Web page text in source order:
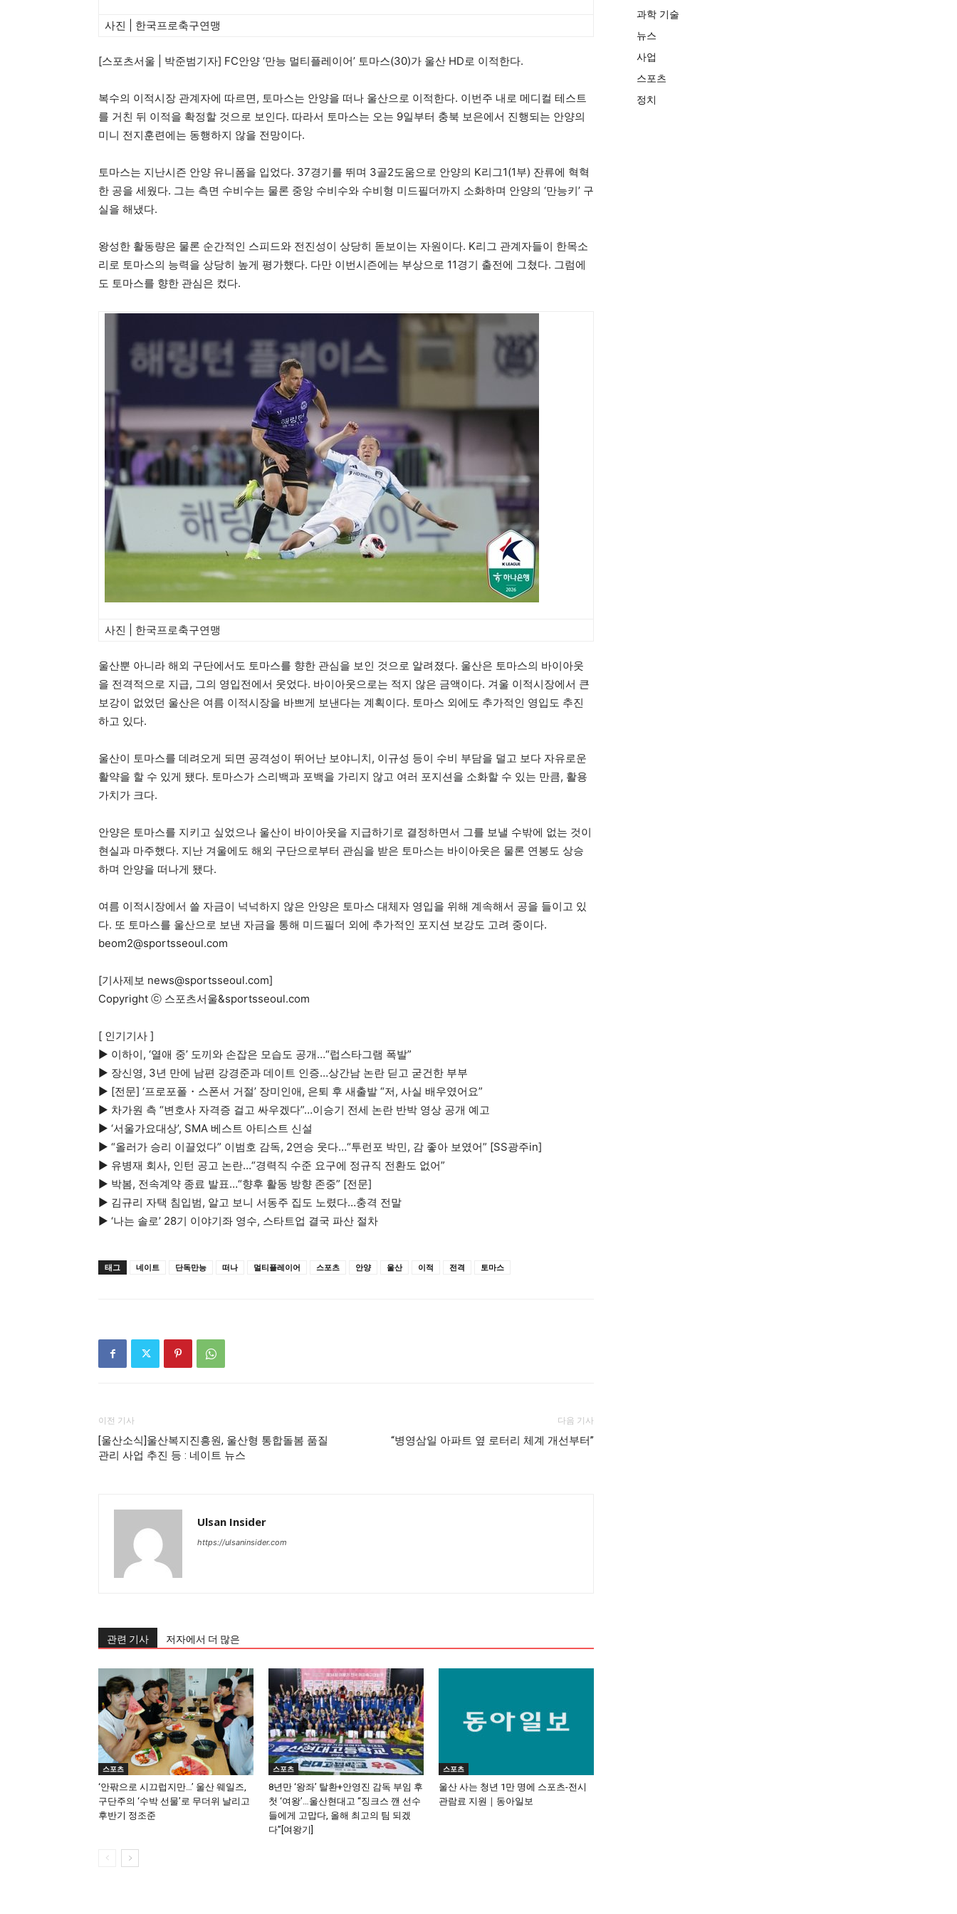
사진 | 한국프로축구연맹
[스포츠서울 | 박준범기자] FC안양 ‘만능 멀티플레이어’ 토마스(30)가 울산 HD로 이적한다.
복수의 이적시장 관계자에 따르면, 토마스는 안양을 떠나 울산으로 이적한다. 이번주 내로 메디컬 테스트
를 거친 뒤 이적을 확정할 것으로 보인다. 따라서 토마스는 오는 9일부터 충북 보은에서 진행되는 안양의
미니 전지훈련에는 동행하지 않을 전망이다.
토마스는 지난시즌 안양 유니폼을 입었다. 37경기를 뛰며 3골2도움으로 안양의 K리그1(1부) 잔류에 혁혁
한 공을 세웠다. 그는 측면 수비수는 물론 중앙 수비수와 수비형 미드필더까지 소화하며 안양의 ‘만능키’ 구
실을 해냈다.
왕성한 활동량은 물론 순간적인 스피드와 전진성이 상당히 돋보이는 자원이다. K리그 관계자들이 한목소
리로 토마스의 능력을 상당히 높게 평가했다. 다만 이번시즌에는 부상으로 11경기 출전에 그쳤다. 그럼에
도 토마스를 향한 관심은 컸다.
사진 | 한국프로축구연맹
울산뿐 아니라 해외 구단에서도 토마스를 향한 관심을 보인 것으로 알려졌다. 울산은 토마스의 바이아웃
을 전격적으로 지급, 그의 영입전에서 웃었다. 바이아웃으로는 적지 않은 금액이다. 겨울 이적시장에서 큰
보강이 없었던 울산은 여름 이적시장을 바쁘게 보낸다는 계획이다. 토마스 외에도 추가적인 영입도 추진
하고 있다.
울산이 토마스를 데려오게 되면 공격성이 뛰어난 보야니치, 이규성 등이 수비 부담을 덜고 보다 자유로운
활약을 할 수 있게 됐다. 토마스가 스리백과 포백을 가리지 않고 여러 포지션을 소화할 수 있는 만큼, 활용
가치가 크다.
안양은 토마스를 지키고 싶었으나 울산이 바이아웃을 지급하기로 결정하면서 그를 보낼 수밖에 없는 것이
현실과 마주했다. 지난 겨울에도 해외 구단으로부터 관심을 받은 토마스는 바이아웃은 물론 연봉도 상승
하며 안양을 떠나게 됐다.
여름 이적시장에서 쓸 자금이 넉넉하지 않은 안양은 토마스 대체자 영입을 위해 계속해서 공을 들이고 있
다. 또 토마스를 울산으로 보낸 자금을 통해 미드필더 외에 추가적인 포지션 보강도 고려 중이다.
beom2@sportsseoul.com
[기사제보 news@sportsseoul.com]
Copyright ⓒ 스포츠서울&sportsseoul.com
[ 인기기사 ]
▶ 이하이, ‘열애 중’ 도끼와 손잡은 모습도 공개…“럽스타그램 폭발”
▶ 장신영, 3년 만에 남편 강경준과 데이트 인증…상간남 논란 딛고 굳건한 부부
▶ [전문] ‘프로포폴・스폰서 거절’ 장미인애, 은퇴 후 새출발 “저, 사실 배우였어요”
▶ 차가원 측 “변호사 자격증 걸고 싸우겠다”…이승기 전세 논란 반박 영상 공개 예고
▶ ‘서울가요대상’, SMA 베스트 아티스트 신설
▶ “올러가 승리 이끌었다” 이범호 감독, 2연승 웃다…“투런포 박민, 감 좋아 보였어” [SS광주in]
▶ 유병재 회사, 인턴 공고 논란…“경력직 수준 요구에 정규직 전환도 없어”
▶ 박봄, 전속계약 종료 발표…“향후 활동 방향 존중” [전문]
▶ 김규리 자택 침입범, 알고 보니 서동주 집도 노렸다…충격 전말
▶ ‘나는 솔로’ 28기 이야기좌 영수, 스타트업 결국 파산 절차
태그 네이트 단독만능 떠나 멀티플레이어 스포츠 안양 울산 이적 전격 토마스
이전 기사
[울산소식]울산복지진흥원, 울산형 통합돌봄 품질
관리 사업 추진 등 : 네이트 뉴스
다음 기사
“병영삼일 아파트 옆 로터리 체계 개선부터”
Ulsan Insider
https://ulsaninsider.com
관련 기사 저자에서 더 많은
스포츠
‘안팎으로 시끄럽지만…’ 울산 웨일즈,
구단주의 ‘수박 선물’로 무더위 날리고
후반기 정조준
스포츠
8년만 ‘왕좌’ 탈환+안영진 감독 부임 후
첫 ‘여왕’…울산현대고 “징크스 깬 선수
들에게 고맙다, 올해 최고의 팀 되겠
다”[여왕기]
스포츠
울산 사는 청년 1만 명에 스포츠-전시
관람료 지원｜동아일보
과학 기술
뉴스
사업
스포츠
정치